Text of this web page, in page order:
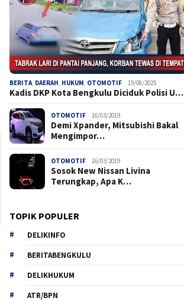
BERITA DAERAH HUKUM OTOMOTIF 19/08/2025
Kadis DKP Kota Bengkulu Diciduk Polisi U…
OTOMOTIF 16/03/2019
Demi Xpander, Mitsubishi Bakal
Mengimpor…
OTOMOTIF 16/03/2019
Sosok New Nissan Livina
Terungkap, Apa K…
TOPIK POPULER
DELIKINFO
BERITABENGKULU
DELIKHUKUM
ATR/BPN